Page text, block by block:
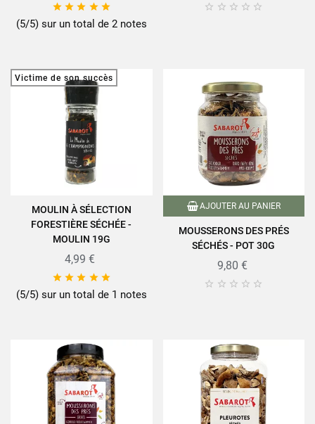
    
(5/5) sur un total de 2 notes
    
Victime de son succès
MOULIN À SÉLECTION
FORESTIÈRE SÉCHÉE -
MOULIN 19G
4,99 €
    
(5/5) sur un total de 1 notes
AJOUTER AU PANIER
MOUSSERONS DES PRÉS
SÉCHÉS - POT 30G
9,80 €
    